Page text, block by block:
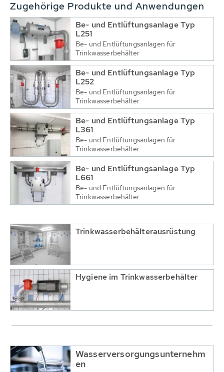
Zugehörige Produkte und Anwendungen
Be- und Entlüftungsanlage Typ
L251
Be- und Entlüftungsanlagen für
Trinkwasserbehälter
Be- und Entlüftungsanlage Typ
L252
Be- und Entlüftungsanlagen für
Trinkwasserbehälter
Be- und Entlüftungsanlage Typ
L361
Be- und Entlüftungsanlagen für
Trinkwasserbehälter
Be- und Entlüftungsanlage Typ
L661
Be- und Entlüftungsanlagen für
Trinkwasserbehälter
Trinkwasserbehälterausrüstung
Hygiene im Trinkwasserbehälter
Wasserversorgungsunternehm
en